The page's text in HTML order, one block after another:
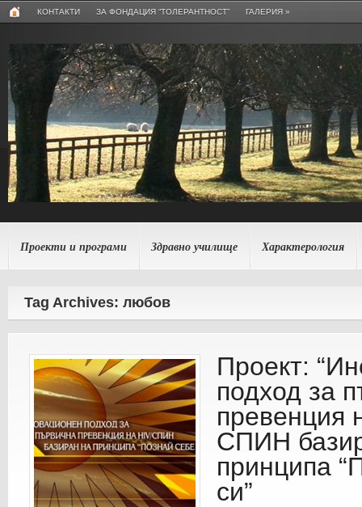
КОНТАКТИ ЗА ФОНДАЦИЯ “ТОЛЕРАНТНОСТ” ГАЛЕРИЯ »
Проекти и програми Здравно училище Характерология
Tag Archives: любов
Проект:
подход за
превенция
СПИН
принципа
си”